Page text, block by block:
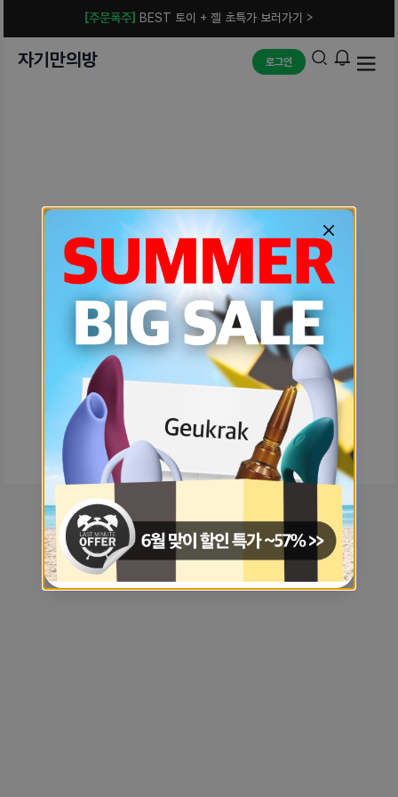
[주문폭주] BEST 토이 + 젤 초특가 보러가기 >
자기만의방 로그인
예상치 못한 에러입니다.